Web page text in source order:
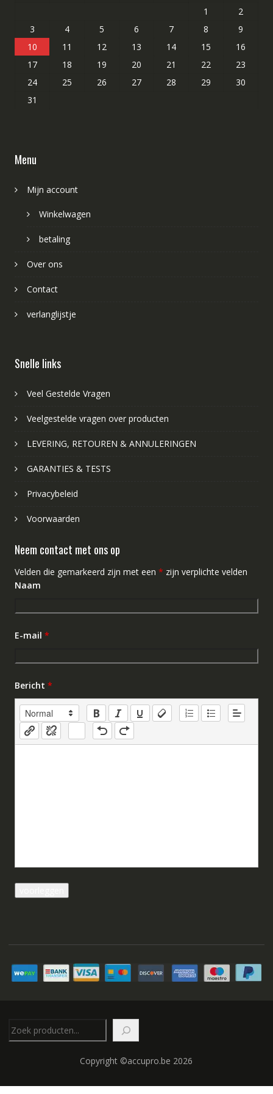
1
2
3
4 5 6 7 8
9
10
11 12 13 14 15
16
17
18 19 20 21 22
23
24
25 26 27 28 29
30
31
Menu
Mijn account
Winkelwagen
betaling
Over ons
Contact
verlanglijstje
Snelle links
Veel Gestelde Vragen
Veelgestelde vragen over producten
LEVERING, RETOUREN & ANNULERINGEN
GARANTIES & TESTS
Privacybeleid
Voorwaarden
Neem contact met ons op
Velden die gemarkeerd zijn met een * zijn verplichte velden
Naam
E-mail *
Bericht *
Copyright ©accupro.be 2026